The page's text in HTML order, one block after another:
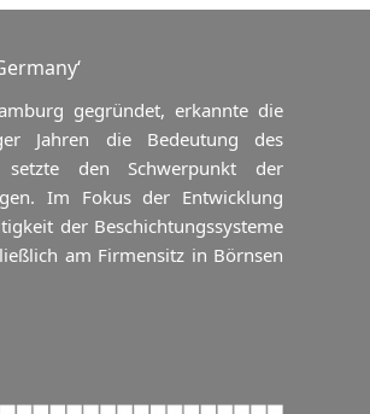
gegründet, erkannte die
Jahren die Bedeutung des
setzte den Schwerpunkt der
Im Fokus der Entwicklung
der Beschichtungssysteme
am Firmensitz in Börnsen